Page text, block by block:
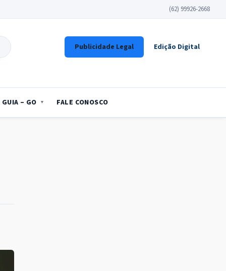
(62) 99926-2668
Publicidade Legal Edição Digital
GUIA – GO FALE CONOSCO